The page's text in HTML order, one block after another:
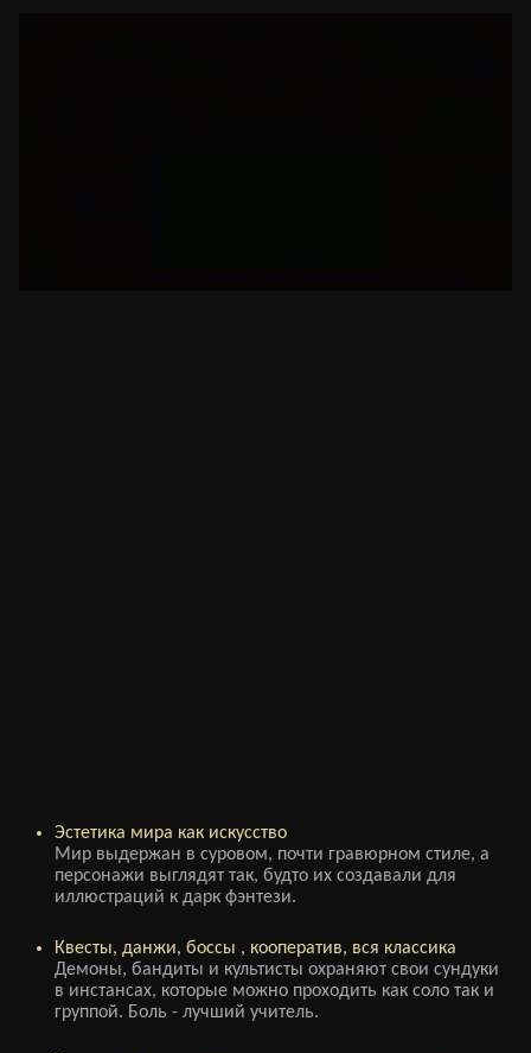
Эстетика мира как искусство
Мир выдержан в суровом, почти гравюрном стиле, а
персонажи выглядят так, будто их создавали для
иллюстраций к дарк фэнтези.
Квесты, данжи, боссы , кооператив, вся классика
Демоны, бандиты и культисты охраняют свои сундуки
в инстансах, которые можно проходить как соло так и
группой. Боль - лучший учитель.